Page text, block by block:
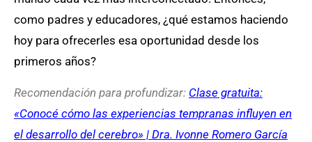
como padres y educadores, ¿qué estamos haciendo
hoy para ofrecerles esa oportunidad desde los
primeros años?
Recomendación para profundizar: Clase gratuita:
«Conocé cómo las experiencias tempranas influyen en
el desarrollo del cerebro» | Dra. Ivonne Romero García